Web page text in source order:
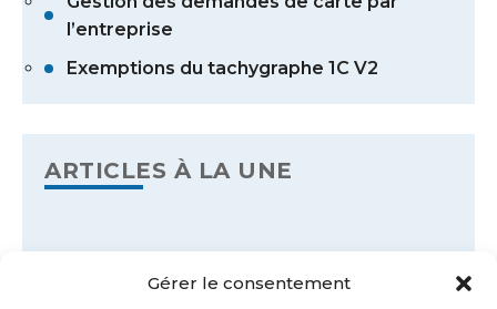
Gérer le consentement
l’entreprise
Exemptions du tachygraphe 1C V2
ARTICLES À LA UNE